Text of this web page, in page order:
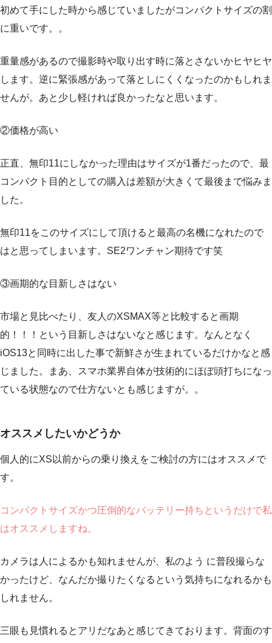
初めて手にした時から感じていましたがコンパクトサイズの割
に重いです。。
重量感があるので撮影時や取り出す時に落とさないかヒヤヒヤ
します。逆に緊張感があって落としにくくなったのかもしれま
せんが。あと少し軽ければ良かったなと思います。
②価格が高い
正直、無印11にしなかった理由はサイズが1番だったので、最
コンパクト目的としての購入は差額が大きくて最後まで悩みま
した。
無印11をこのサイズにして頂けると最高の名機になれたので
はと思ってしまいます。SE2ワンチャン期待です笑
③画期的な目新しさはない
市場と見比べたり、友人のXSMAX等と比較すると画期
的！！！という目新しさはないなと感じます。なんとなく
iOS13と同時に出した事で新鮮さが生まれているだけかなと感
じました。まあ、スマホ業界自体が技術的にほぼ頭打ちになっ
ている状態なので仕方ないとも感じますが。。
オススメしたいかどうか
個人的にXS以前からの乗り換えをご検討の方にはオススメで
す。
コンパクトサイズかつ圧倒的なバッテリー持ちというだけで私
はオススメしますね。
カメラは人によるかも知れませんが、私のよう に普段撮らな
かったけど、なんだか撮りたくなるという気持ちになれるかも
しれません。
三眼も見慣れるとアリだなあと感じてきております。背面のす